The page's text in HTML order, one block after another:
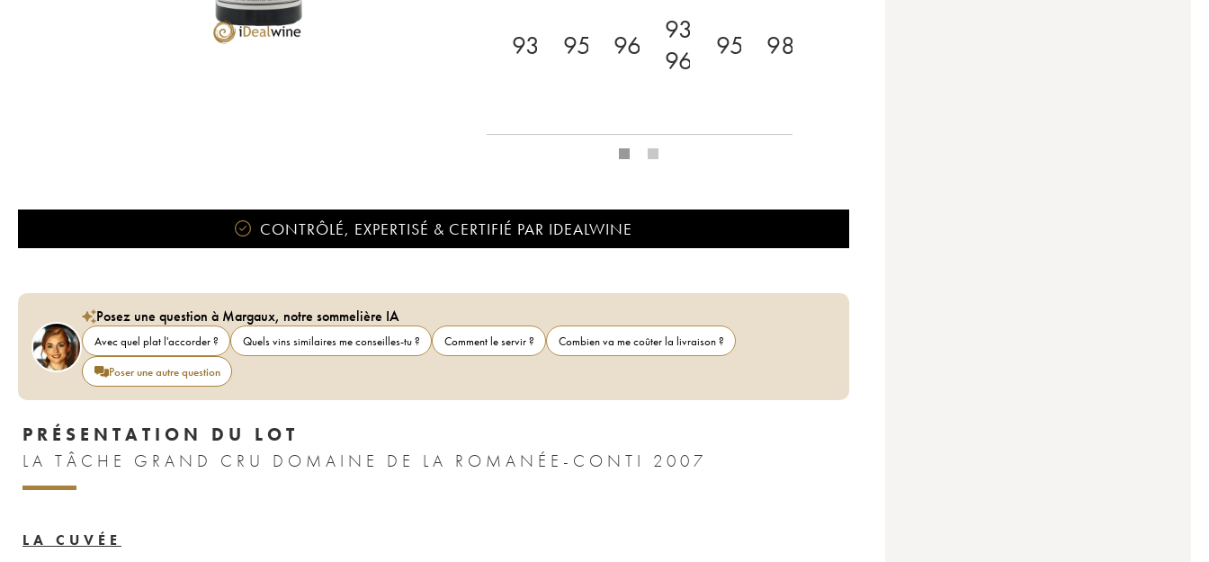
93 95 96
93-
96
95 98
CONTRÔLÉ, EXPERTISÉ & CERTIFIÉ PAR IDEALWINE
Posez une question à Margaux, notre sommelière IA
Avec quel plat l'accorder ? Quels vins similaires me conseilles-tu ? Comment le servir ?
Combien va me coûter la livraison ?
Poser une autre question
PRÉSENTATION DU LOT
LA TÂCHE GRAND CRU DOMAINE DE LA ROMANÉE-CONTI 2007
LA CUVÉE